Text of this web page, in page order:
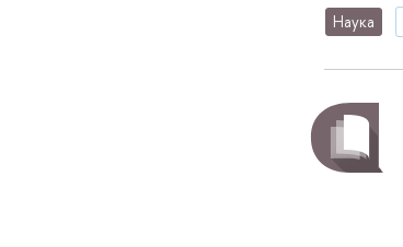
Наука